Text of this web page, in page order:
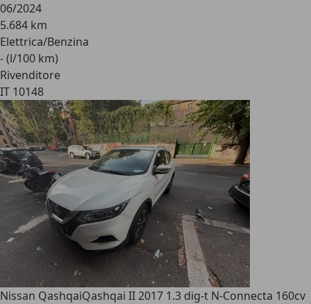
06/2024
5.684 km
Elettrica/Benzina
- (l/100 km)
Rivenditore
IT 10148
Nissan QashqaiQashqai II 2017 1.3 dig-t N-Connecta 160cv